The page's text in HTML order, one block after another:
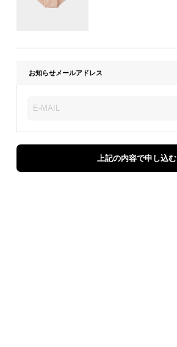
お知らせメールアドレス
上記の内容で申し込む